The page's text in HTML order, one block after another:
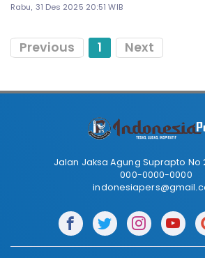
Rabu, 31 Des 2025 20:51 WIB
Previous 1 Next
Jalan Jaksa Agung Suprapto No
000-0000-0000